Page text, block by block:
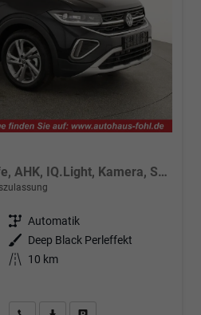
1.0 TSI 85 kW Life DSG Life, AHK, IQ.Light, Kamera, Side, ACC, Winter, 17-Zoll
Getriebe Automatik
Außenfarbe
Deep Black Perleffekt
Kilometerstand
10 km